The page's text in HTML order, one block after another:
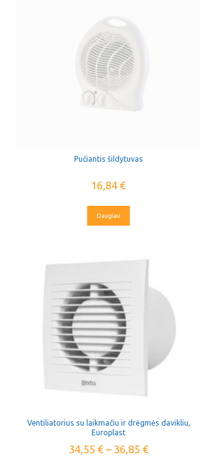
Pučiantis šildytuvas
16,84 €
Daugiau
Ventiliatorius su laikmačiu ir drėgmės davikliu,
Europlast
34,55 €– 36,85 €